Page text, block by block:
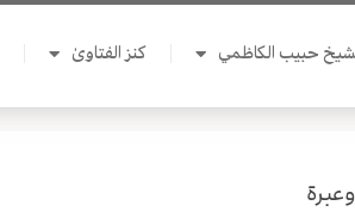
حبيب الكاظمي كنز الفتاوىٰ